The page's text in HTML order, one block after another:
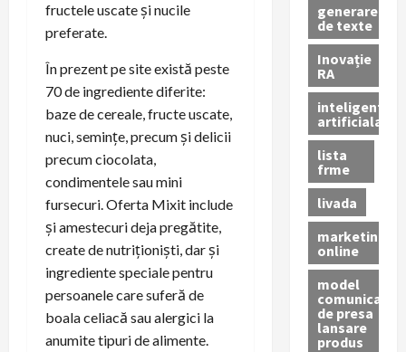
fructele uscate și nucile
preferate.
În prezent pe site există peste
70 de ingrediente diferite:
baze de cereale, fructe uscate,
nuci, semințe, precum și delicii
precum ciocolata,
condimentele sau mini
fursecuri. Oferta Mixit include
și amestecuri deja pregătite,
create de nutriționiști, dar și
ingrediente speciale pentru
persoanele care suferă de
boala celiacă sau alergici la
anumite tipuri de alimente.
generare
de texte
Inovație
RA
inteligenta
artificiala
lista
frme
livada
marketing
online
model
comunicat
de presa
lansare
produs